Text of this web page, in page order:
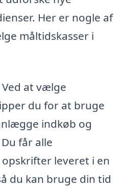
Her er nogle af
måltidskasser i
Ved at vælge
du for at bruge
indkøb og
får alle
leveret i en
du kan bruge din tid